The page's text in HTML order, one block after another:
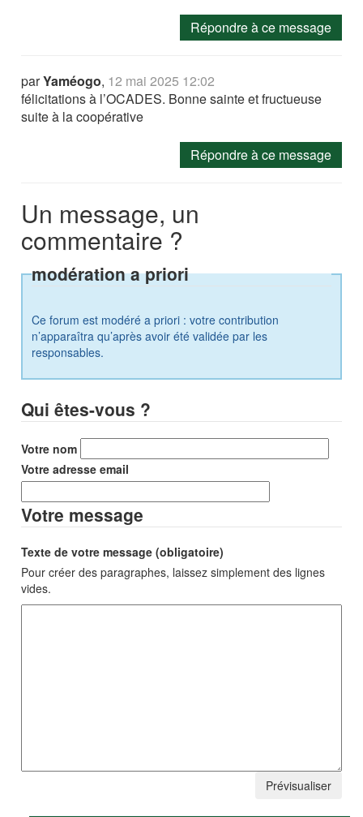
Répondre à ce message
parYaméogo, 12 mai 2025 12:02
félicitations à l’OCADES. Bonne sainte et fructueuse
suite à la coopérative
Répondre à ce message
Un message, un
commentaire ?
modération a priori
Ce forum est modéré a priori : votre contribution
n’apparaîtra qu’après avoir été validée par les
responsables.
Qui êtes-vous ?
Votre nom
Votre adresse email
Votre message
Texte de votre message (obligatoire)
Pour créer des paragraphes, laissez simplement des lignes
vides.